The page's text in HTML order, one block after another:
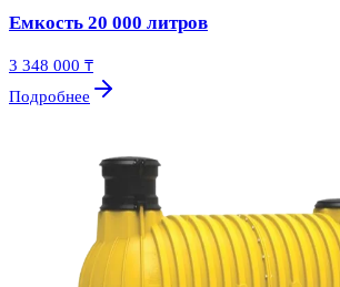
Емкость 20 000 литров
3 348 000 ₸
Подробнее